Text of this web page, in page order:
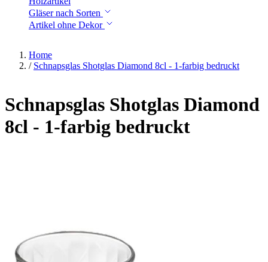
Gläser nach Sorten
Artikel ohne Dekor
Home
/ Schnapsglas Shotglas Diamond 8cl - 1-farbig bedruckt
Schnapsglas Shotglas Diamond
8cl - 1-farbig bedruckt